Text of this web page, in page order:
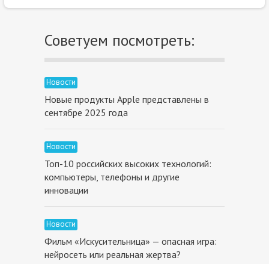
Советуем посмотреть:
Новости
Новые продукты Apple представлены в
сентябре 2025 года
Новости
Топ-10 российских высоких технологий:
компьютеры, телефоны и другие
инновации
Новости
Фильм «Искусительница» — опасная игра:
нейросеть или реальная жертва?